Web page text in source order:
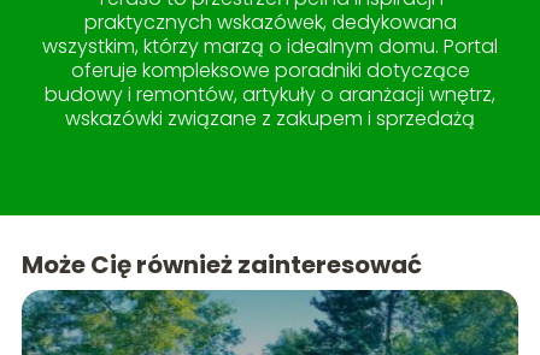
praktycznych wskazówek, dedykowana
wszystkim, którzy marzą o idealnym domu. Portal
oferuje kompleksowe poradniki dotyczące
budowy i remontów, artykuły o aranżacji wnętrz,
wskazówki związane z zakupem i sprzedażą
domu jeszcze przyjemniejszym. Teraso to miejsce,
idealne kompendium dla każdego miłośnika
pięknych i funkcjonalnych przestrzeni.
Może Cię również zainteresować